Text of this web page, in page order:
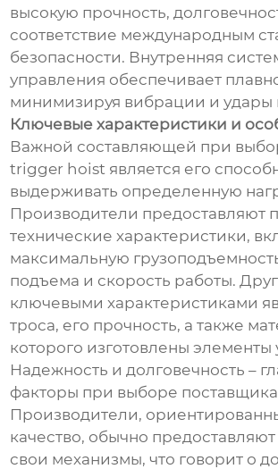
высокую прочность,
соответствие международным
безопасности. Внутренняя
управления обеспечивает
минимизируя вибрации и удары
Ключевые характеристики и
Важной составляющей при
trigger hoist является его
выдерживать определенную
Производители предоставляют
технические характеристики,
максимальную
подъема и скорость работы.
ключевыми характеристиками
троса, его прочность, а также
которого изготовлены элементы
Надежность и долговечность –
факторы при выборе
Производители,
качество, обычно
свои механизмы, что говорит о